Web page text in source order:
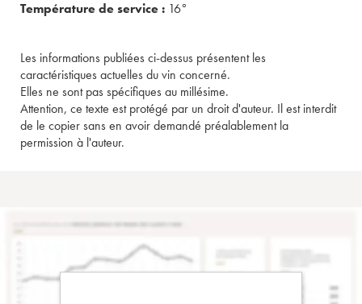
Température de service : 16°
Les informations publiées ci-dessus présentent les
caractéristiques actuelles du vin concerné.
Elles ne sont pas spécifiques au millésime.
Attention, ce texte est protégé par un droit d'auteur. Il est interdit
de le copier sans en avoir demandé préalablement la
permission à l'auteur.